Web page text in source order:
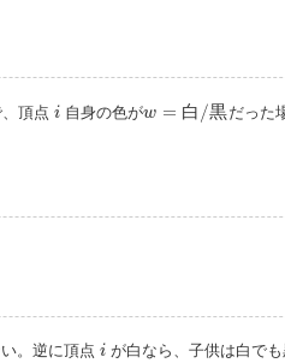
、頂点ii 自身の色がw = 白 /黒
/ 黒
だった
。逆に頂点 iが白なら、子供は白でも